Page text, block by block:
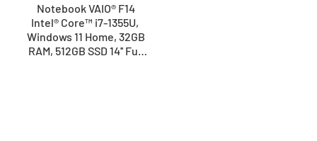
Notebook VAIO® F14
Intel® Core™ i7-1355U,
Windows 11 Home, 32GB
RAM, 512GB SSD 14'' Full